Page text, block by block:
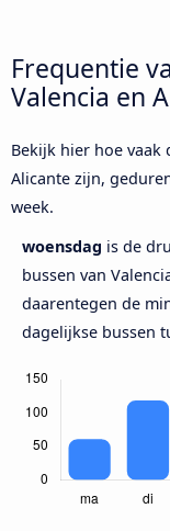
Frequentie
Valencia en
Bekijk hier hoe vaak
Alicante zijn,
week.
woensdag is de
bussen van
daarentegen de
dagelijkse bussen